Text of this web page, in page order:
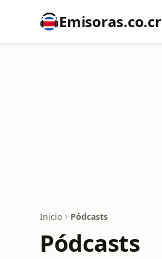
Emisoras.co.cr
Inicio Pódcasts
Pódcasts